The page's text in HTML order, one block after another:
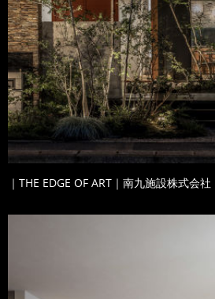
｜THE EDGE OF ART｜南九施設株式会社